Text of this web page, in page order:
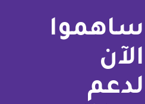
ساهموا
الآن
لدعم